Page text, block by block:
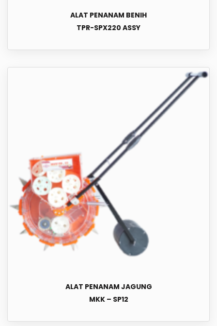
ALAT PENANAM BENIH
TPR-SPX220 ASSY
ALAT PENANAM JAGUNG
MKK – SP12